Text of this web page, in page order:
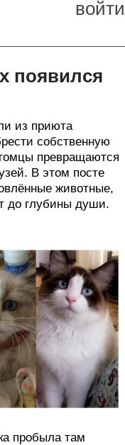
войти
появился
из приюта
собственную
превращаются
В этом посте
животные,
до глубины души.
пробыла там